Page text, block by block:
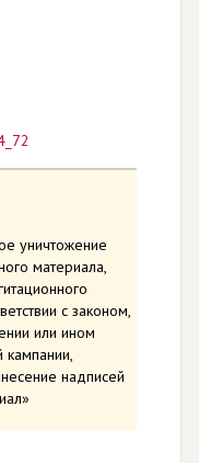
уничтожение
материала,
с законом,
или ином
кампании,
надписей